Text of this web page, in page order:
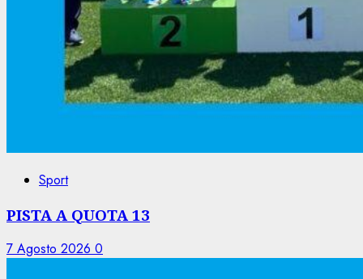
Sport
PISTA A QUOTA 13
7 Agosto 2026 0